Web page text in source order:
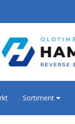
Sortiment